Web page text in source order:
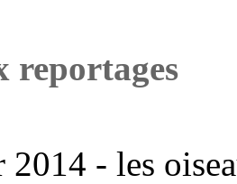
reportages
2014 - les